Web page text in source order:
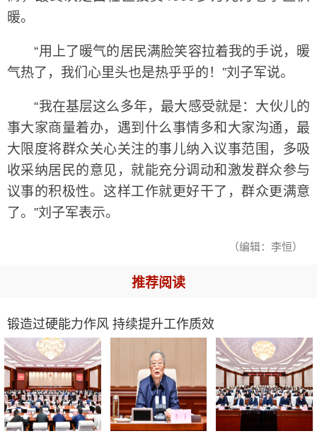
暖。
“用上了暖气的居民满脸笑容拉着我的手说，暖
气热了，我们心里头也是热乎乎的！”刘子军说。
“我在基层这么多年，最大感受就是：大伙儿的
事大家商量着办，遇到什么事情多和大家沟通，最
大限度将群众关心关注的事儿纳入议事范围，多吸
收采纳居民的意见，就能充分调动和激发群众参与
议事的积极性。这样工作就更好干了，群众更满意
了。”刘子军表示。
（编辑：李恒）
推荐阅读
锻造过硬能力作风 持续提升工作质效